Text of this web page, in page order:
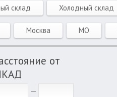
склад Холодный склад
Москва МО
от